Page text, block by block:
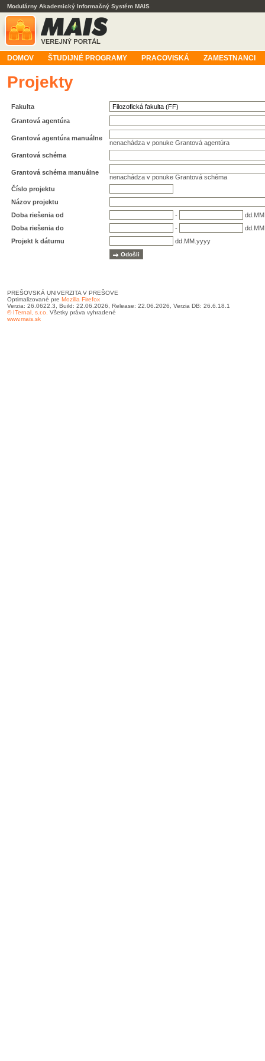
Modulárny Akademický Informačný Systém MAIS
DOMOV ŠTUDIJNÉ PROGRAMY PRACOVISKÁ ZAMESTNANCI
Projekty
Fakulta
Grantová agentúra
Grantová agentúra manuálne
nenachádza v ponuke Grantová agentúra
Grantová schéma
Grantová schéma manuálne
nenachádza v ponuke Grantová schéma
Číslo projektu
Názov projektu
Doba riešenia od
-
Doba riešenia do
-
Projekt k dátumu
dd.MM.yyyy
PREŠOVSKÁ UNIVERZITA V PREŠOVE
Optimalizované pre Mozilla Firefox
Verzia: 26.0622.3, Build: 22.06.2026, Release: 22.06.2026, Verzia DB: 26.6.18.1
© ITernal, s.r.o. Všetky práva vyhradené
www.mais.sk